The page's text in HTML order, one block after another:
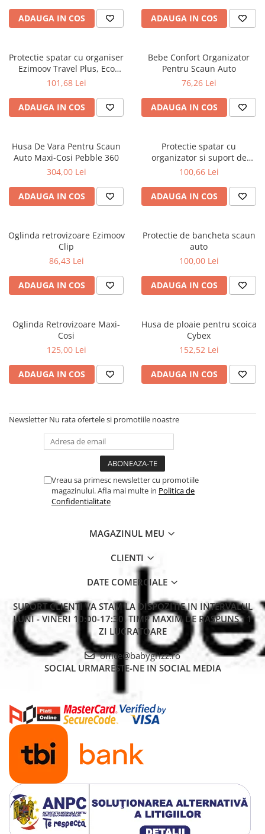
ADAUGA IN COS ADAUGA IN COS
Protectie spatar cu organiser
Ezimoov Travel Plus, Eco
friendly
101,68 Lei
ADAUGA IN COS
Bebe Confort Organizator
Pentru Scaun Auto
76,26 Lei
ADAUGA IN COS
Husa De Vara Pentru Scaun
Auto Maxi-Cosi Pebble 360
304,00 Lei
ADAUGA IN COS
Protectie spatar cu
organizator si suport de
tableta
100,66 Lei
ADAUGA IN COS
Oglinda retrovizoare Ezimoov
Clip
86,43 Lei
ADAUGA IN COS
Protectie de bancheta scaun
auto
100,00 Lei
ADAUGA IN COS
Oglinda Retrovizoare Maxi-
Cosi
125,00 Lei
ADAUGA IN COS
Husa de ploaie pentru scoica
Cybex
152,52 Lei
ADAUGA IN COS
Newsletter Nu rata ofertele si promotiile noastre
Vreau sa primesc newsletter cu promotiile
magazinului. Afla mai multe in Politica de
Confidentialitate
MAGAZINUL MEU
CLIENTI
DATE COMERCIALE
SUPORT CLIENTIVA STAM LA DISPOZITIE IN INTERVALUL
LUNI - VINERI 10:00-17:30. TIMP MAXIM DE RASPUNS - 1
ZI LUCRATOARE
office@babygrizz.ro
SOCIAL URMARESTE-NE IN SOCIAL MEDIA